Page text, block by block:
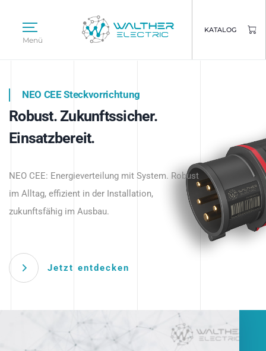
Menü
KATALOG
Intelligente Stromverteilung
beginnt hier.
NEO CEE Steckvorrichtung
Robust. Zukunftssicher.
Einsatzbereit.
NEO CEE: Energieverteilung mit System. Robust
im Alltag, effizient in der Installation,
zukunftsfähig im Ausbau.
Jetzt entdecken
Intelligenz trifft Energie.
Anwendungen – robust, IP-geschützt und
zukunftsfähig.